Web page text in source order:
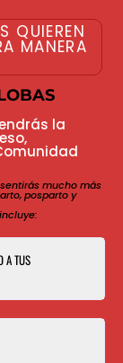
QUIEREN
MANERA
la
mucho más
posparto y
A TUS